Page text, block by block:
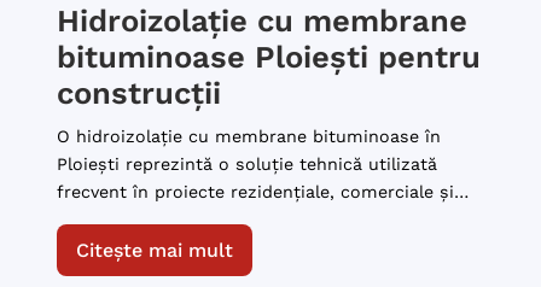
Hidroizolație cu membrane
bituminoase Ploiești pentru
construcții
O hidroizolație cu membrane bituminoase în
Ploiești reprezintă o soluție tehnică utilizată
frecvent în proiecte rezidențiale, comerciale și
industriale, datorită capacității acestui sistem de
a crea o barieră continuă împotriva apei. Ploiești
are variații de temperatură pronunțate și
Citește mai mult